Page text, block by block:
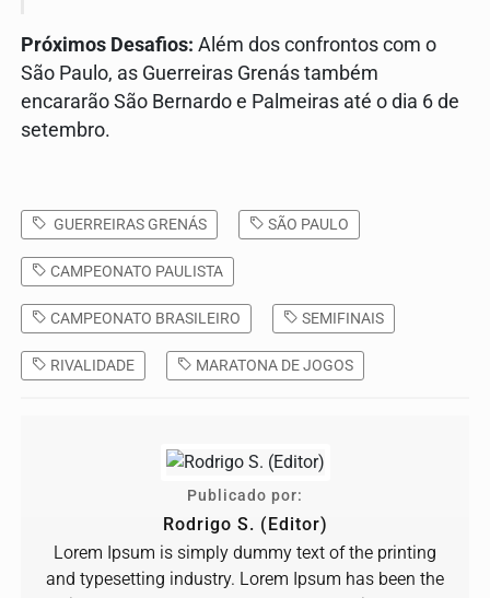
Próximos Desafios: Além dos confrontos com o
São Paulo, as Guerreiras Grenás também
encararão São Bernardo e Palmeiras até o dia 6 de
setembro.
GUERREIRAS GRENÁS SÃO PAULO
CAMPEONATO PAULISTA
CAMPEONATO BRASILEIRO SEMIFINAIS
RIVALIDADE MARATONA DE JOGOS
Publicado por:
Rodrigo S. (Editor)
Lorem Ipsum is simply dummy text of the printing
and typesetting industry. Lorem Ipsum has been the